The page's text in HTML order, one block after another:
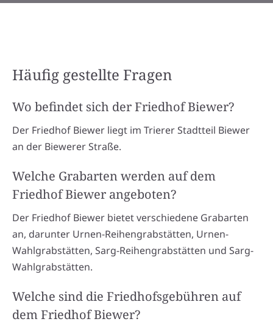
Häufig gestellte Fragen
Wo befindet sich der Friedhof Biewer?
Der Friedhof Biewer liegt im Trierer Stadtteil Biewer
an der Biewerer Straße.
Welche Grabarten werden auf dem
Friedhof Biewer angeboten?
Der Friedhof Biewer bietet verschiedene Grabarten
an, darunter Urnen-Reihengrabstätten, Urnen-
Wahlgrabstätten, Sarg-Reihengrabstätten und Sarg-
Wahlgrabstätten.
Welche sind die Friedhofsgebühren auf
dem Friedhof Biewer?